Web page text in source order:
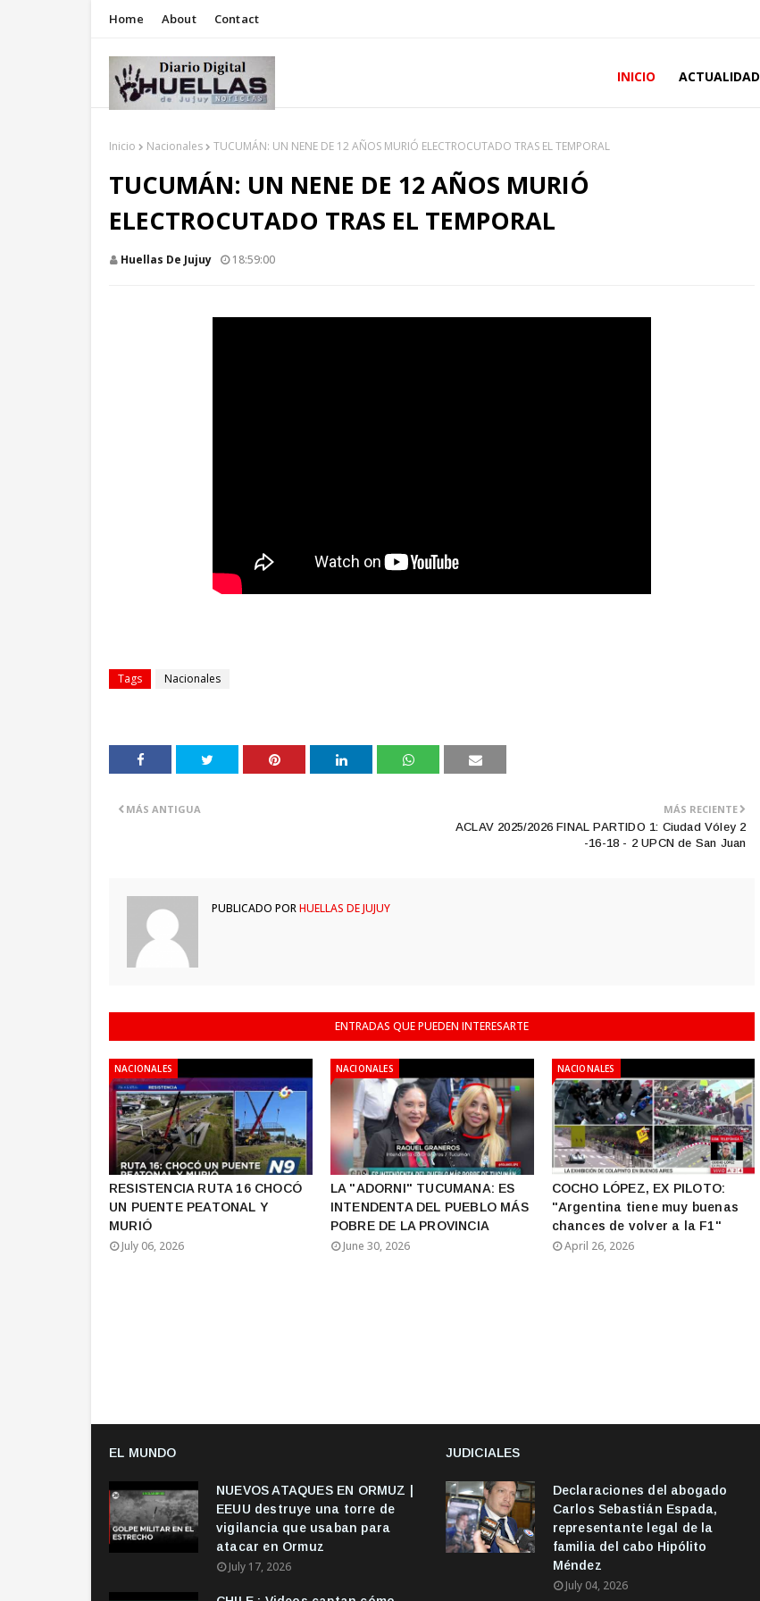
Home About Contact
INICIO ACTUALIDAD
Inicio Nacionales TUCUMÁN: UN NENE DE 12 AÑOS MURIÓ ELECTROCUTADO TRAS EL TEMPORAL
TUCUMÁN: UN NENE DE 12 AÑOS MURIÓ
ELECTROCUTADO TRAS EL TEMPORAL
Huellas De Jujuy 18:59:00
Tags Nacionales
MÁS RECIENTE
ACLAV 2025/2026 FINAL PARTIDO 1: Ciudad Vóley 2
-16-18 - 2 UPCN de San Juan
MÁS ANTIGUA
PUBLICADO PORHUELLAS DE JUJUY
ENTRADAS QUE PUEDEN INTERESARTE
NACIONALES
RESISTENCIA RUTA 16 CHOCÓ
UN PUENTE PEATONAL Y
MURIÓ
July 06, 2026
NACIONALES
LA "ADORNI" TUCUMANA: ES
INTENDENTA DEL PUEBLO MÁS
POBRE DE LA PROVINCIA
June 30, 2026
NACIONALES
COCHO LÓPEZ, EX PILOTO:
"Argentina tiene muy buenas
chances de volver a la F1"
April 26, 2026
EL MUNDO
NUEVOS ATAQUES EN ORMUZ |
EEUU destruye una torre de
vigilancia que usaban para
atacar en Ormuz
July 17, 2026
JUDICIALES
Declaraciones del abogado
Carlos Sebastián Espada,
representante legal de la
familia del cabo Hipólito
Méndez
July 04, 2026